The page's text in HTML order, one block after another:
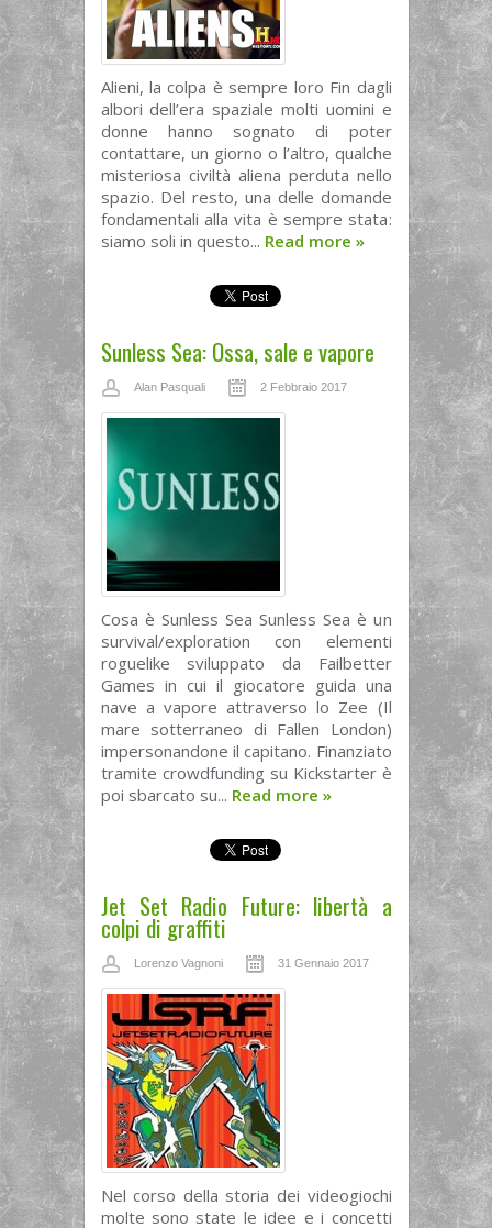
Alieni, la colpa è sempre loro Fin dagli
albori dell’era spaziale molti uomini e
donne hanno sognato di poter
contattare, un giorno o l’altro, qualche
misteriosa civiltà aliena perduta nello
spazio. Del resto, una delle domande
fondamentali alla vita è sempre stata:
siamo soli in questo... Read more »
Sunless Sea: Ossa, sale e vapore
Alan Pasquali 2 Febbraio 2017
Cosa è Sunless Sea Sunless Sea è un
survival/exploration con elementi
roguelike sviluppato da Failbetter
Games in cui il giocatore guida una
nave a vapore attraverso lo Zee (Il
mare sotterraneo di Fallen London)
impersonandone il capitano. Finanziato
tramite crowdfunding su Kickstarter è
poi sbarcato su... Read more »
Jet Set Radio Future: libertà a
colpi di graffiti
Lorenzo Vagnoni 31 Gennaio 2017
Nel corso della storia dei videogiochi
molte sono state le idee e i concetti